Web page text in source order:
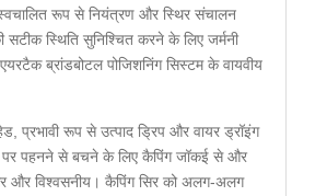
स्वचालित रूप से नियंत्रण और स्थिर संचालन
सटीक स्थिति सुनिश्चित करने के लिए जर्मनी
ब्रांडबोटल पोजिशनिंग सिस्टम के वायवीय
प्रभावी रूप से उत्पाद ड्रिप और वायर ड्रॉइंग
पर पहनने से बचने के लिए कैपिंग जॉकई से और
और विश्वसनीय। कैपिंग सिर को अलग-अलग